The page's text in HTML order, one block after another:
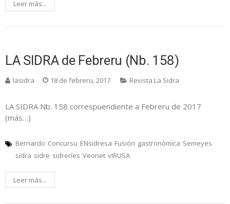
Leer más...
LA SIDRA de Febreru (Nb. 158)
lasidra 18 de febreru, 2017 Revista La Sidra
LA SIDRA Nb. 158 correspuendiente a Febreru de 2017
(más…)
Bernardo Concursu ENsidresa Fusión gastronómica Semeyes
sidra sidre sidreríes Veonet vIRUSA
Leer más...